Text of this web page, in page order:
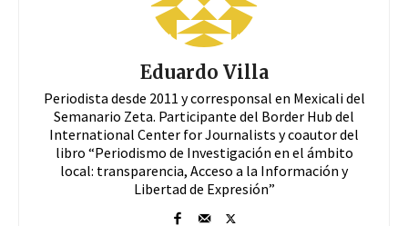
Eduardo Villa
Periodista desde 2011 y corresponsal en Mexicali del
Semanario Zeta. Participante del Border Hub del
International Center for Journalists y coautor del
libro “Periodismo de Investigación en el ámbito
local: transparencia, Acceso a la Información y
Libertad de Expresión”